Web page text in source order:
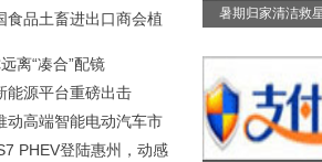
食品土畜进出口商会植
离“凑合”配镜
能源平台重磅出击
动高端智能电动汽车市
PHEV登陆惠州，动感
暑期归家清洁救